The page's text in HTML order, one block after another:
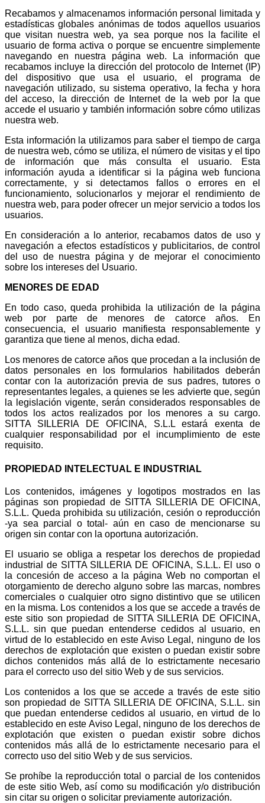
Recabamos y almacenamos información personal limitada y
estadísticas globales anónimas de todos aquellos usuarios
que visitan nuestra web, ya sea porque nos la facilite el
usuario de forma activa o porque se encuentre simplemente
navegando en nuestra página web. La información que
recabamos incluye la dirección del protocolo de Internet (IP)
del dispositivo que usa el usuario, el programa de
navegación utilizado, su sistema operativo, la fecha y hora
del acceso, la dirección de Internet de la web por la que
accede el usuario y también información sobre cómo utilizas
nuestra web.
Esta información la utilizamos para saber el tiempo de carga
de nuestra web, cómo se utiliza, el número de visitas y el tipo
de información que más consulta el usuario. Esta
información ayuda a identificar si la página web funciona
correctamente, y si detectamos fallos o errores en el
funcionamiento, solucionarlos y mejorar el rendimiento de
nuestra web, para poder ofrecer un mejor servicio a todos los
usuarios.
En consideración a lo anterior, recabamos datos de uso y
navegación a efectos estadísticos y publicitarios, de control
del uso de nuestra página y de mejorar el conocimiento
sobre los intereses del Usuario.
MENORES DE EDAD
En todo caso, queda prohibida la utilización de la página
web por parte de menores de catorce años. En
consecuencia, el usuario manifiesta responsablemente y
garantiza que tiene al menos, dicha edad.
Los menores de catorce años que procedan a la inclusión de
datos personales en los formularios habilitados deberán
contar con la autorización previa de sus padres, tutores o
representantes legales, a quienes se les advierte que, según
la legislación vigente, serán considerados responsables de
todos los actos realizados por los menores a su cargo.
SITTA SILLERIA DE OFICINA, S.L.L estará exenta de
cualquier responsabilidad por el incumplimiento de este
requisito.
PROPIEDAD INTELECTUAL E INDUSTRIAL
Los contenidos, imágenes y logotipos mostrados en las
páginas son propiedad de SITTA SILLERIA DE OFICINA,
S.L.L. Queda prohibida su utilización, cesión o reproducción
-ya sea parcial o total- aún en caso de mencionarse su
origen sin contar con la oportuna autorización.
El usuario se obliga a respetar los derechos de propiedad
industrial de SITTA SILLERIA DE OFICINA, S.L.L. El uso o
la concesión de acceso a la página Web no comportan el
otorgamiento de derecho alguno sobre las marcas, nombres
comerciales o cualquier otro signo distintivo que se utilicen
en la misma. Los contenidos a los que se accede a través de
este sitio son propiedad de SITTA SILLERIA DE OFICINA,
S.L.L. sin que puedan entenderse cedidos al usuario, en
virtud de lo establecido en este Aviso Legal, ninguno de los
derechos de explotación que existen o puedan existir sobre
dichos contenidos más allá de lo estrictamente necesario
para el correcto uso del sitio Web y de sus servicios.
Los contenidos a los que se accede a través de este sitio
son propiedad de SITTA SILLERIA DE OFICINA, S.L.L. sin
que puedan entenderse cedidos al usuario, en virtud de lo
establecido en este Aviso Legal, ninguno de los derechos de
explotación que existen o puedan existir sobre dichos
contenidos más allá de lo estrictamente necesario para el
correcto uso del sitio Web y de sus servicios.
Se prohíbe la reproducción total o parcial de los contenidos
de este sitio Web, así como su modificación y/o distribución
sin citar su origen o solicitar previamente autorización.